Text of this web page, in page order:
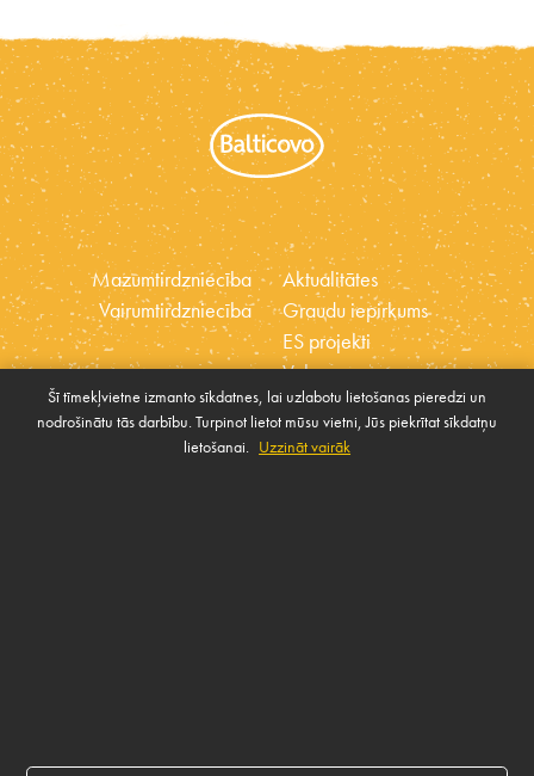
Mazumtirdzniecība
Vairumtirdzniecība
Sīkdatnes
Aktualitātes
Graudu iepirkums
ES projekti
Vakances
Ētikas kodekss
Sabiedrības atbalsta
Šī tīmekļvietne izmanto sīkdatnes, lai uzlabotu lietošanas pieredzi un
nodrošinātu tās darbību. Turpinot lietot mūsu vietni, Jūs piekrītat sīkdatņu
lietošanai. Uzzināt vairāk